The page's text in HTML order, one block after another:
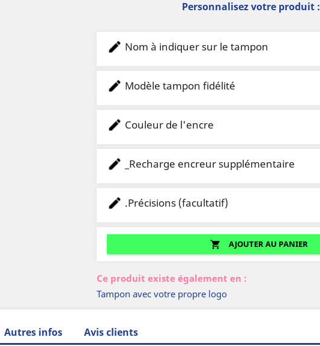
Personnalisez votre produit :
Nom à indiquer sur le tampon
Modèle tampon fidélité
Couleur de l'encre
_Recharge encreur supplémentaire
.Précisions (facultatif)
shopping_cart AJOUTER AU PANIER
Ce produit existe également en :
Tampon avec votre propre logo
Autres infos Avis clients